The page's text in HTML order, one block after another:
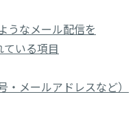
うなメール配信を
いる項目
メールアドレスなど）